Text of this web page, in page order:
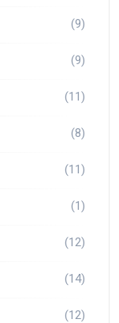
(9)
(9)
(11)
(8)
(11)
(1)
(12)
(14)
(12)